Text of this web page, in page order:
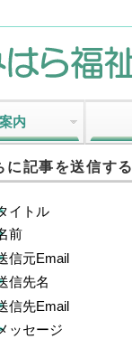
内
に記事を送信す
イトル
前
信元Email
信先名
信先Email
ッセージ